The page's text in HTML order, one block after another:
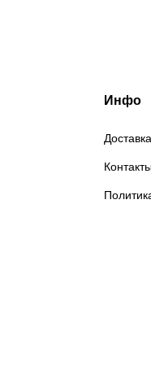
Инфо
Доставка